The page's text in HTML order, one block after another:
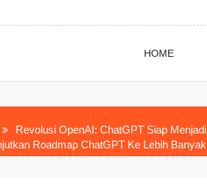
HOME
Revolusi OpenAI: ChatGPT Siap
Roadmap ChatGPT Ke Lebih